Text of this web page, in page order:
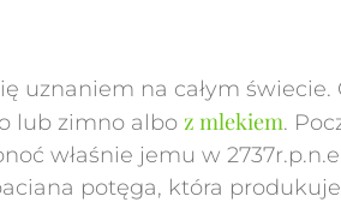
uznaniem na całym
lub zimno albo z mlekiem.
właśnie jemu w
potęga, która produkuje